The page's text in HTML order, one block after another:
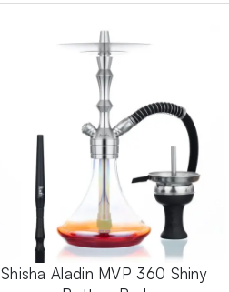
Shisha Aladin MVP 360 Shiny